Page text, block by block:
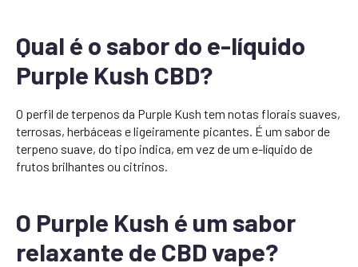
Qual é o sabor do e-líquido
Purple Kush CBD?
O perfil de terpenos da Purple Kush tem notas florais suaves,
terrosas, herbáceas e ligeiramente picantes. É um sabor de
terpeno suave, do tipo indica, em vez de um e-líquido de
frutos brilhantes ou citrinos.
O Purple Kush é um sabor
relaxante de CBD vape?